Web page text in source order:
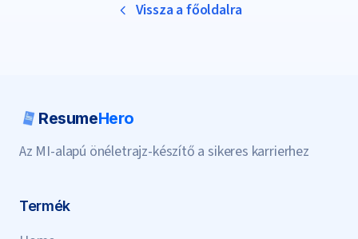
Vissza a főoldalra
ResumeHero
Az MI-alapú önéletrajz-készítő a sikeres karrierhez
Termék